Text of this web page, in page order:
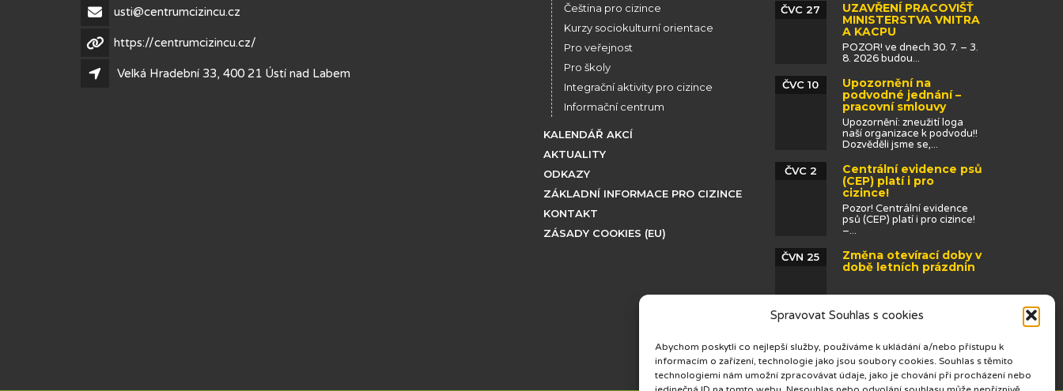
Spravovat Souhlas s cookies
Abychom poskytli co nejlepší služby, používáme k ukládání a/nebo přístupu k
informacím o zařízení, technologie jako jsou soubory cookies. Souhlas s těmito
technologiemi nám umožní zpracovávat údaje, jako je chování při procházení nebo
usti@centrumcizincu.cz
https://centrumcizincu.cz/
Velká Hradební 33, 400 21 Ústí nad Labem
Čeština pro cizince
Kurzy sociokulturní orientace
Pro veřejnost
Pro školy
Integrační aktivity pro cizince
Informační centrum
KALENDÁŘ AKCÍ
AKTUALITY
ODKAZY
ZÁKLADNÍ INFORMACE PRO CIZINCE
KONTAKT
ZÁSADY COOKIES (EU)
UZAVŘENÍ PRACOVIŠŤ
MINISTERSTVA VNITRA
A KACPU
ČVC 27
POZOR! ve dnech 30. 7. – 3.
8. 2026 budou...
Upozornění na
podvodné jednání –
pracovní smlouvy
ČVC 10
Upozornění: zneužití loga
naší organizace k podvodu!!
Dozvěděli jsme se,...
Centrální evidence psů
(CEP) platí i pro
cizince!
ČVC 2
Pozor! Centrální evidence
psů (CEP) platí i pro cizince!
–...
Změna otevírací doby v
době letních prázdnin
ČVN 25